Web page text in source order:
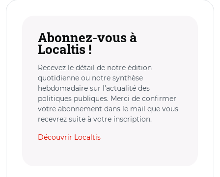
Abonnez-vous à
Localtis !
Recevez le détail de notre édition
quotidienne ou notre synthèse
hebdomadaire sur l’actualité des
politiques publiques. Merci de confirmer
votre abonnement dans le mail que vous
recevrez suite à votre inscription.
Découvrir Localtis